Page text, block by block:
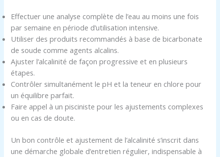
Effectuer une analyse complète de l’eau au moins une fois
par semaine en période d’utilisation intensive.
Utiliser des produits recommandés à base de bicarbonate
de soude comme agents alcalins.
Ajuster l’alcalinité de façon progressive et en plusieurs
étapes.
Contrôler simultanément le pH et la teneur en chlore pour
un équilibre parfait.
Faire appel à un pisciniste pour les ajustements complexes
ou en cas de doute.
Un bon contrôle et ajustement de l’alcalinité s’inscrit dans
une démarche globale d’entretien régulier, indispensable à